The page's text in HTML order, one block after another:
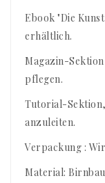
Ebook "Die
erhältlich.
Magazin-
pflegen.
Tutorial-
anzuleiten.
Verpackung :
Material: